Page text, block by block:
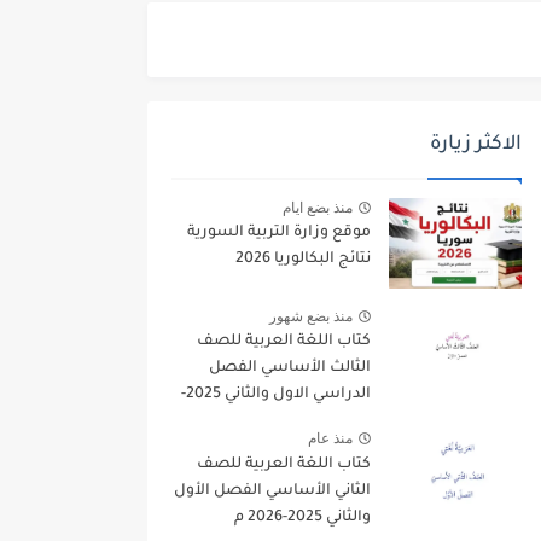
الاكثر زيارة
منذ بضع ايام
موقع وزارة التربية السورية
نتائج البكالوريا 2026
منذ بضع شهور
كتاب اللغة العربية للصف
الثالث الأساسي الفصل
الدراسي الاول والثاني 2025-
منذ عام
كتاب اللغة العربية للصف
الثاني الأساسي الفصل الأول
والثاني 2025-2026 م